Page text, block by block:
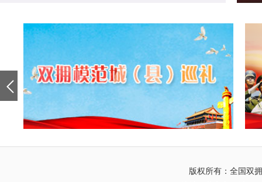
版权所有：全国双